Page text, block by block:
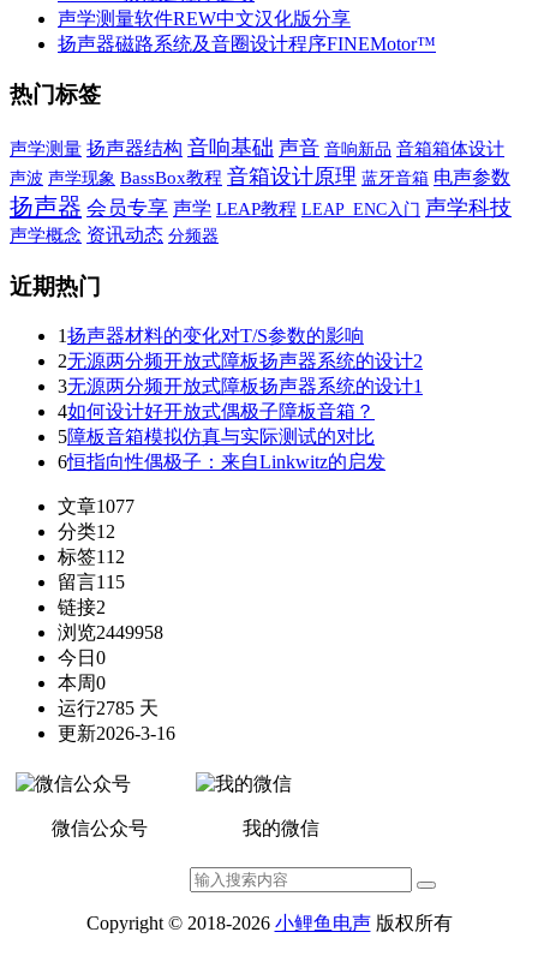
声学测量软件REW中文汉化版分享
扬声器磁路系统及音圈设计程序FINEMotor™
热门标签
声学测量 扬声器结构 音响基础 声音 音响新品 音箱箱体设计
声波 声学现象 BassBox教程 音箱设计原理 蓝牙音箱 电声参数
扬声器 会员专享 声学 LEAP教程 LEAP_ENC入门 声学科技
声学概念 资讯动态 分频器
近期热门
1扬声器材料的变化对T/S参数的影响
2无源两分频开放式障板扬声器系统的设计2
3无源两分频开放式障板扬声器系统的设计1
4如何设计好开放式偶极子障板音箱？
5障板音箱模拟仿真与实际测试的对比
6恒指向性偶极子：来自Linkwitz的启发
文章1077
分类12
标签112
留言115
链接2
浏览2449958
今日 0
本周0
运行2785 天
更新2026-3-16
微信公众号 我的微信
Copyright © 2018-2026 小鲤鱼电声版权所有